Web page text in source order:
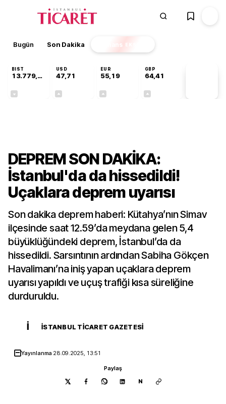
Bugün Son Dakika Finans EKSTRA
BIST
13.779,39
USD
47,71
EUR
55,19
GBP
64,41
DEPREM SON DAKİKA:
İstanbul'da da hissedildi!
Uçaklara deprem uyarısı
Son dakika deprem haberi: Kütahya’nın Simav
ilçesinde saat 12.59’da meydana gelen 5,4
büyüklüğündeki deprem, İstanbul’da da
hissedildi. Sarsıntının ardından Sabiha Gökçen
Havalimanı’na iniş yapan uçaklara deprem
uyarısı yapıldı ve uçuş trafiği kısa süreliğine
durduruldu.
İ İSTANBUL TICARET GAZETESI
Yayınlanma 28.09.2025, 13:51
Paylaş
N